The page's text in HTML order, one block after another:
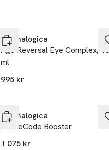
Dermalogica
Age Reversal Eye Complex, 15
ml
995 kr
Dermalogica
FutureCode Booster
1 075 kr